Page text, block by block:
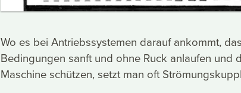
Wo es bei Antriebssystemen darauf ankommt,
Bedingungen sanft und ohne Ruck anlaufen und
Maschine schützen, setzt man oft